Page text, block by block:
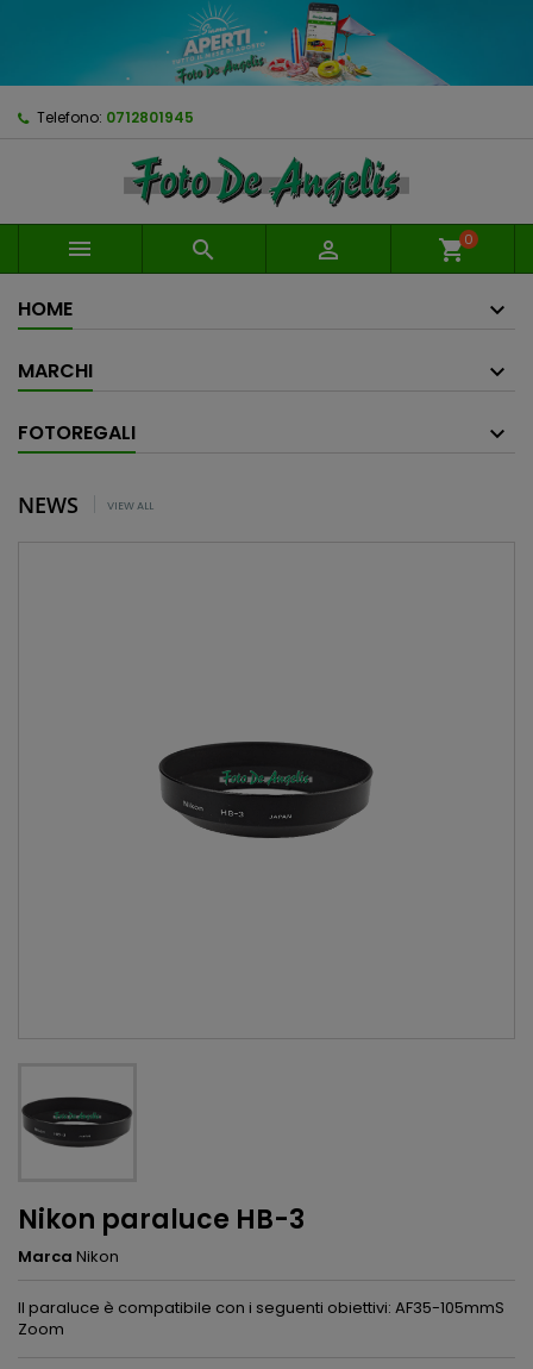
Telefono: 0712801945
   shopping_cart0
HOME
MARCHI
FOTOREGALI
NEWS VIEW ALL
Nikon paraluce HB-3
Marca Nikon
Il paraluce è compatibile con i seguenti obiettivi: AF35-105mmS
Zoom